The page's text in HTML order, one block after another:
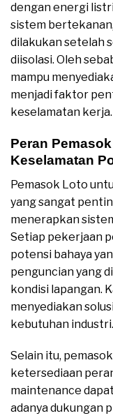
dengan energi
sistem
dilakukan setelah
diisolasi. Oleh
mampu
menjadi faktor
keselamatan kerja.
Peran
Keselamatan
Pemasok Loto
yang sangat
menerapkan
Setiap pekerjaan
potensi bahaya
penguncian yang
kondisi lapangan.
menyediakan
kebutuhan industri.
Selain itu,
ketersediaan
maintenance
adanya dukungan